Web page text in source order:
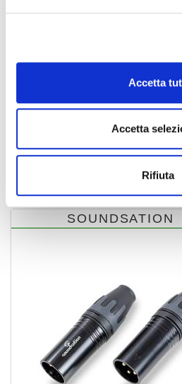
Accetta
Accetta
Rifiuta
connettore xlr
SOUNDSATION